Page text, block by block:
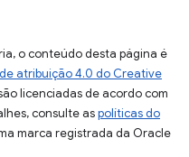
o conteúdo desta página é
atribuição 4.0 do Creative
licenciadas de acordo com
consulte aspolíticas do
marca registrada da Oracle